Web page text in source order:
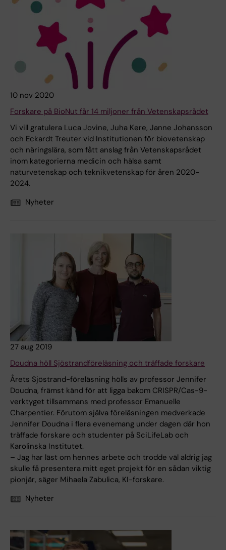
10 nov 2020
Forskare på BioNut får 14 miljoner från Vetenskapsrådet
Vi vill gratulera Luca Jovine, Juha Kere, Janne Johansson
och Eckardt Treuter vid Institutionen för biovetenskap
och näringslära, som fått anslag från Vetenskapsrådet
inom kategorierna medicin och hälsa samt
naturvetenskap och teknikvetenskap för åren 2020-
2024.
Nyheter
27 aug 2019
Doudna höll Sjöstrandföreläsning och träffade forskare
Årets Sjöstrand-föreläsning hölls av professor Jennifer
Doudna, främst känd för att ligga bakom CRISPR/Cas-9-
verktyget tillsammans med professor Emanuelle
Charpentier. Förutom själva föreläsningen medverkade
Jennifer Doudna i flera evenemang under dagen där hon
träffade forskare och studenter på SciLifeLab och
Karolinska Institutet.
– Jag har läst om hennes arbete och trodde väl aldrig jag
skulle få presentera mitt eget projekt för en sådan viktig
pionjär, säger Mihaela Zabulica, KI-forskare.
Nyheter